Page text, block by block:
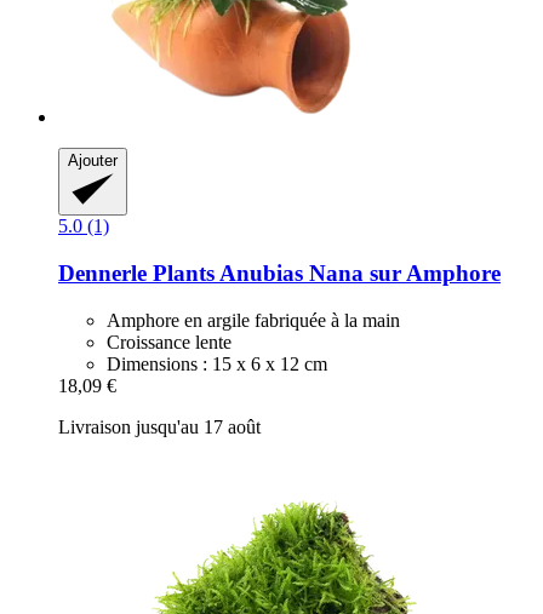
Ajouter
5.0 (1)
Dennerle Plants Anubias Nana sur Amphore
Amphore en argile fabriquée à la main
Croissance lente
Dimensions : 15 x 6 x 12 cm
18,09 €
Livraison jusqu'au 17 août